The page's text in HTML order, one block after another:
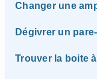
Changer une
Dégivrer un
Trouver la boite